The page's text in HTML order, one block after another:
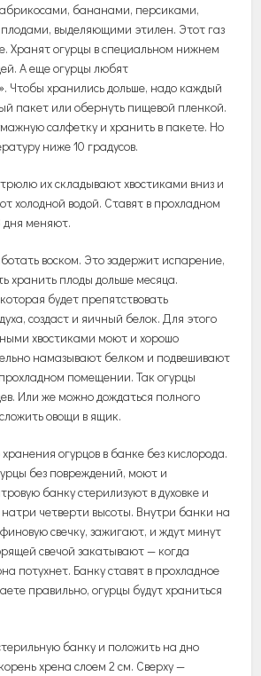
бананами, персиками,
выделяющими этилен. Этот газ
Хранят огурцы в специальном нижнем
А еще огурцы любят
Чтобы хранились дольше, надо каждый
пакет или обернуть пищевой пленкой.
салфетку и хранить в пакете. Но
ниже 10 градусов.
их складывают хвостиками вниз и
холодной водой. Ставят в прохладном
дня меняют.
воском. Это задержит испарение,
хранить плоды дольше месяца.
будет препятствовать
создаст и яичный белок. Для этого
хвостиками моют и хорошо
намазывают белком и подвешивают
прохладном помещении. Так огурцы
Или же можно дождаться полного
овощи в ящик.
огурцов в банке без кислорода.
без повреждений, моют и
банку стерилизуют в духовке и
четверти высоты. Внутри банки на
свечку, зажигают, и ждут минут
свечой закатывают — когда
потухнет. Банку ставят в прохладное
правильно, огурцы будут храниться
банку и положить на дно
хрена слоем 2 см. Сверху —